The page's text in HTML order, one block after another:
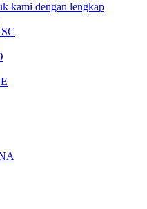
kami dengan lengkap